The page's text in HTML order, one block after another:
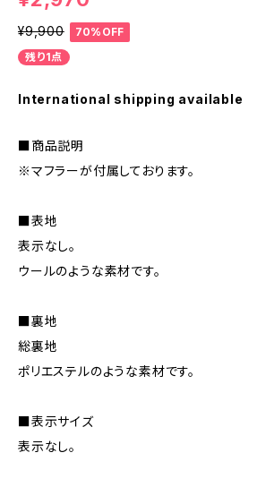
¥9,900
70%OFF
残り1点
International shipping available
■商品説明
※マフラーが付属しております。
■表地
表示なし。
ウールのような素材です。
■裏地
総裏地
ポリエステルのような素材です。
■表示サイズ
表示なし。